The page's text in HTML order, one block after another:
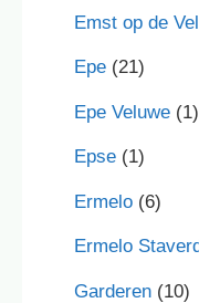
Emst op de
Epe (21)
Epe Veluwe (1)
Epse (1)
Ermelo (6)
Ermelo
Garderen (10)